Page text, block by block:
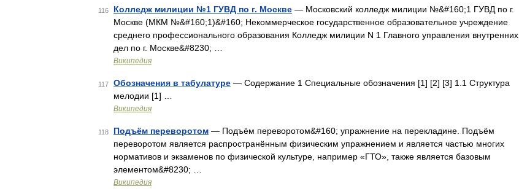
116 Колледж милиции №1 ГУВД по г. Москве — Московский колледж милиции №&#160;1 ГУВД по г.
Москве (МКМ №&#160;1)&#160; Некоммерческое государственное образовательное учреждение
среднего профессионального образования Колледж милиции N 1 Главного управления внутренних
дел по г. Москве&#8230; …
Википедия
117 Обозначения в табулатуре — Содержание 1 Специальные обозначения [1] [2] [3] 1.1 Структура
мелодии [1] …
Википедия
118 Подъём переворотом — Подъём переворотом&#160; упражнение на перекладине. Подъём
переворотом является распространённым физическим упражнением и является частью многих
нормативов и экзаменов по физической культуре, например «ГТО», также является базовым
элементом&#8230; …
Википедия